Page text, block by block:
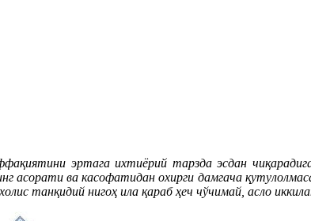
эртага ихтиёрий тарзда эсдан
асорати ва касофатидан охирги дамгача
танқидий нигоҳ ила қараб ҳеч чўчимай, асло